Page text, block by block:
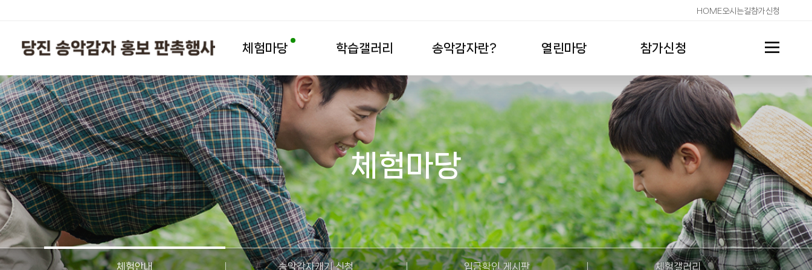
HOME오시는길참가신청
체험마당 학습갤러리 송악감자란? 열린마당 참가신청
체험마당
체험안내 송악감자캐기 신청 입금확인 게시판 체험갤러리